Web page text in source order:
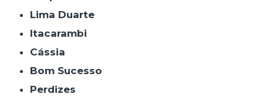
Lima Duarte
Itacarambi
Cássia
Bom Sucesso
Perdizes